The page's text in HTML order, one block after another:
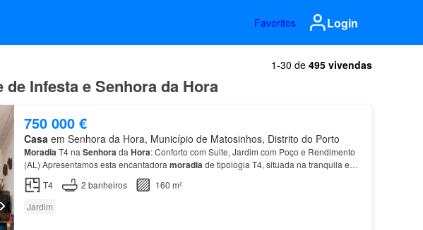
Favoritos Login
1-30 de 495 vivendas
Infesta e Senhora da Hora
750 000 €
Casaem Senhora da Hora, Município de Matosinhos, Distrito do Porto
MoradiaT4 na Senhorada Hora: Conforto com Suite, Jardim com Poço e Rendimento
(AL) Apresentamos esta encantadora moradiade tipologia T4, situada na tranquila e
prestigiada zona da
da
T4 2 banheiros
160 m²
Jardim